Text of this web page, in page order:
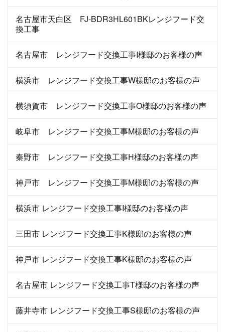
名古屋市天白区 FJ-BDR3HL601BKレンジフード交
換工事
名古屋市 レンジフード交換工事I様邸のお客様の声
横浜市 レンジフード交換工事W様邸のお客様の声
横須賀市 レンジフード交換工事O様邸のお客様の声
岐阜市 レンジフード交換工事M様邸のお客様の声
秦野市 レンジフード交換工事H様邸のお客様の声
神戸市 レンジフード交換工事M様邸のお客様の声
横浜市 レンジフード交換工事I様邸のお客様の声
三田市 レンジフード交換工事K様邸のお客様の声
神戸市 レンジフード交換工事K様邸のお客様の声
名古屋市 レンジフード交換工事T様邸のお客様の声
藤井寺市 レンジフード交換工事S様邸のお客様の声